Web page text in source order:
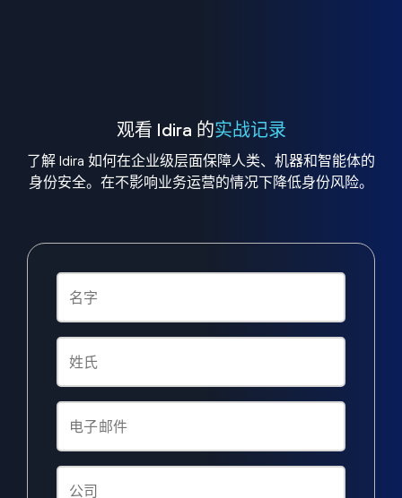
观看 Idira 的实战记录
了解 Idira 如何在企业级层面保障人类、机器和智能体的
身份安全。在不影响业务运营的情况下降低身份风险。